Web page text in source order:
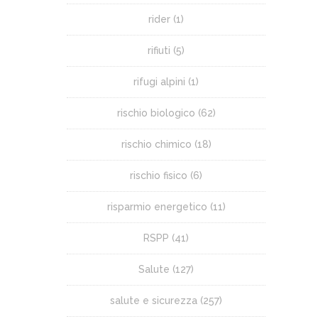
rider (1)
rifiuti (5)
rifugi alpini (1)
rischio biologico (62)
rischio chimico (18)
rischio fisico (6)
risparmio energetico (11)
RSPP (41)
Salute (127)
salute e sicurezza (257)